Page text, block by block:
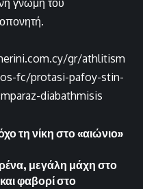
γνώμη του
gr/athlitism
fc/protasi-pafoy-stin-
diabathmisis
τη νίκη στο «αιώνιο»
μεγάλη μάχη στο
φαβορί στο